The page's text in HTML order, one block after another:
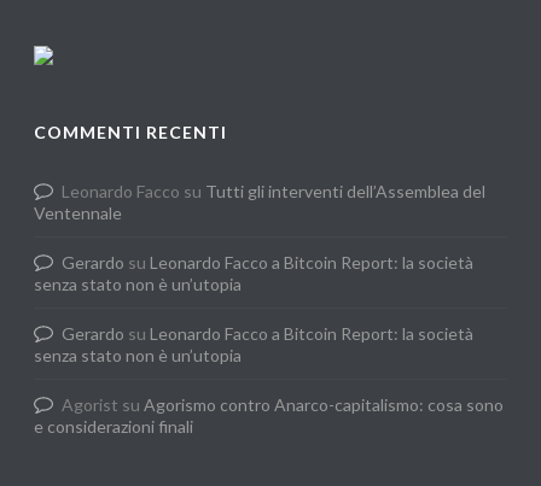
COMMENTI RECENTI
Leonardo Facco su Tutti gli interventi dell’Assemblea del
Ventennale
Gerardo su Leonardo Facco a Bitcoin Report: la società
senza stato non è un’utopia
Gerardo su Leonardo Facco a Bitcoin Report: la società
senza stato non è un’utopia
Agorist suAgorismo contro Anarco-capitalismo: cosa sono
e considerazioni finali